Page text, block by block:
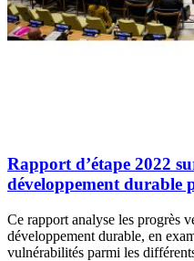
Rapport d’étape 2022
développement durable
Ce rapport analyse les progrès
développement durable, en
vulnérabilités parmi les